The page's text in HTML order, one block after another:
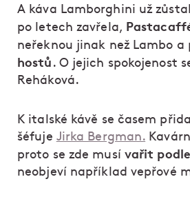
A káva Lamborghini už
po letech zavřela,
neřeknou jinak než Lambo a
hostů . O jejich spokojenost
Reháková.
K italské kávě se časem
šéfuje Jirka Bergman.
proto se zde musí vařit
neobjeví například vepřové